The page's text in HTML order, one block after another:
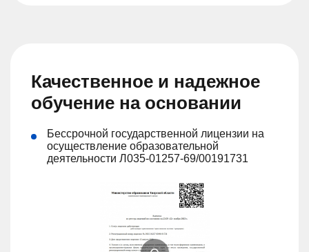
Качественное и надежное
обучение на основании
Бессрочной государственной лицензии на
осуществление образовательной
деятельности Л035-01257-69/00191731